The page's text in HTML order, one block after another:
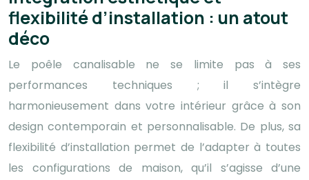
flexibilité d’installation : un atout
déco
Le poêle canalisable ne se limite pas à ses
performances techniques ; il s’intègre
harmonieusement dans votre intérieur grâce à son
design contemporain et personnalisable. De plus, sa
flexibilité d’installation permet de l’adapter à toutes
les configurations de maison, qu’il s’agisse d’une